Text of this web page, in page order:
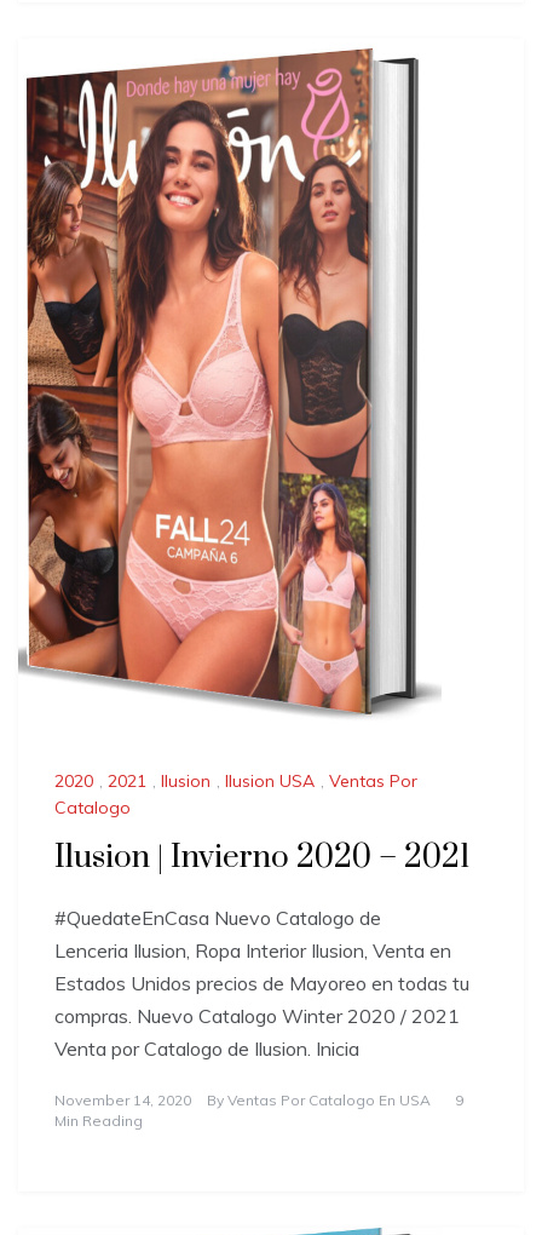
2020 , 2021 , Ilusion , Ilusion USA , Ventas Por
Catalogo
Ilusion | Invierno 2020 – 2021
#QuedateEnCasa Nuevo Catalogo de
Lenceria Ilusion, Ropa Interior Ilusion, Venta en
Estados Unidos precios de Mayoreo en todas tu
compras. Nuevo Catalogo Winter 2020 / 2021
Venta por Catalogo de Ilusion. Inicia
November 14, 2020 By Ventas Por Catalogo En USA
9
Min Reading